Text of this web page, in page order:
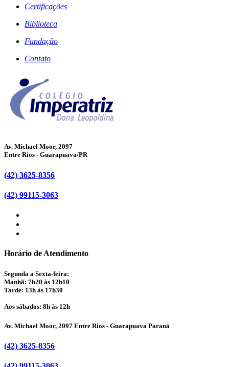
Certificações
Biblioteca
Fundação
Contato
Av. Michael Moor, 2097
Entre Rios - Guarapuava/PR
(42) 3625-8356
(42) 99115-3063
Horário de Atendimento
Segunda a Sexta-feira:
Manhã: 7h20 às 12h10
Tarde: 13h às 17h30
Aos sábados: 8h às 12h
Av. Michael Moor, 2097 Entre Rios - Guarapuava Paraná
(42) 3625-8356